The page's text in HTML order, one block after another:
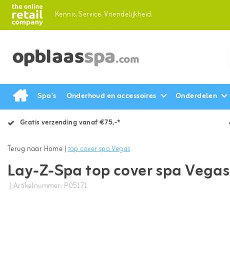
Kennis.Service.Vriendelijkheid.
Spa's Onderhoud en accessoires Onderdelen
Gratis verzending vanaf €75,-*
Terug naar Home |top cover spa Vegas
Lay-Z-Spa top cover spa Vegas
| Artikelnummer: P05171